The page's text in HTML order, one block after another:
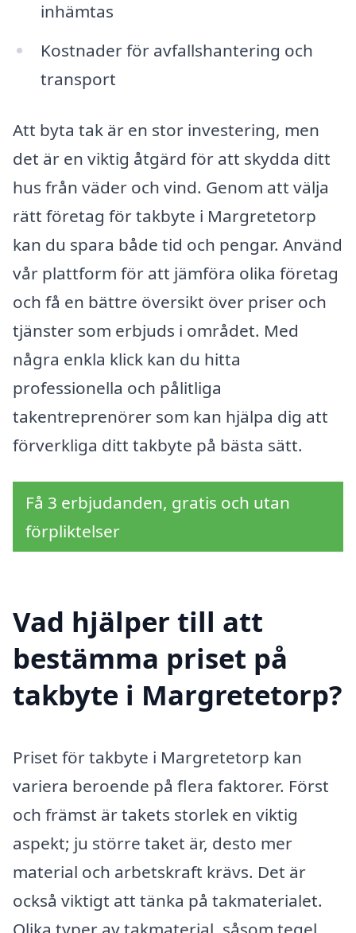
inhämtas
Kostnader för avfallshantering och
transport
Att byta tak är en stor investering, men
det är en viktig åtgärd för att skydda ditt
hus från väder och vind. Genom att välja
rätt företag för takbyte i Margretetorp
kan du spara både tid och pengar. Använd
vår plattform för att jämföra olika företag
och få en bättre översikt över priser och
tjänster som erbjuds i området. Med
några enkla klick kan du hitta
professionella och pålitliga
takentreprenörer som kan hjälpa dig att
förverkliga ditt takbyte på bästa sätt.
Få 3 erbjudanden, gratis och utan
förpliktelser
Vad hjälper till att
bestämma priset på
takbyte i Margretetorp?
Priset för takbyte i Margretetorp kan
variera beroende på flera faktorer. Först
och främst är takets storlek en viktig
aspekt; ju större taket är, desto mer
material och arbetskraft krävs. Det är
också viktigt att tänka på takmaterialet.